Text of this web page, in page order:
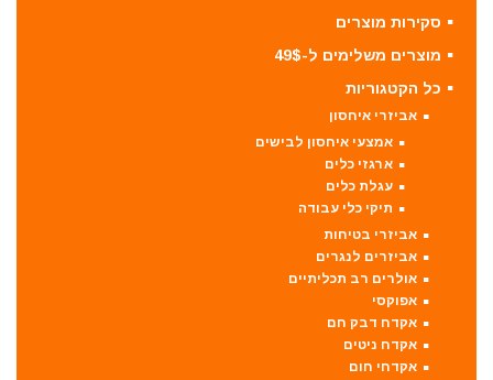
סקירות מוצרים
מוצרים משלימים ל-49$
כל הקטגוריות
אביזרי איחסון
אמצעי איחסון לבישים
ארגזי כלים
עגלת כלים
תיקי כלי עבודה
אביזרי בטיחות
אביזרים לנגרים
אולרים רב תכליתיים
אפוקסי
אקדח דבק חם
אקדח ניטים
אקדחי חום